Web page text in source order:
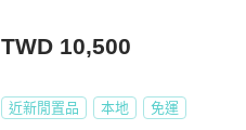
TWD 10,500
近新閒置品 本地 免運